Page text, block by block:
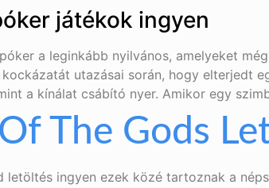
játékok ingyen
a leginkább nyilvános, amelyeket
utazásai során, hogy elterjedt
a kínálat csábító nyer. Amikor egy
The Gods
letöltés ingyen ezek közé tartoznak a